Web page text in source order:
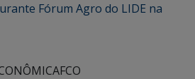
Fórum Agro do LIDE na
FCO